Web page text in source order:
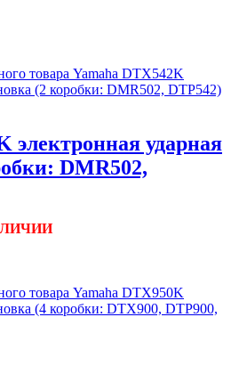
электронная ударная
DMR502,